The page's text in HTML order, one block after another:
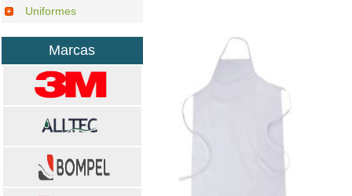
Uniformes
Marcas